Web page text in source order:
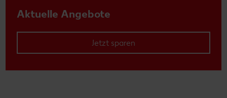
Aktuelle Angebote
Jetzt sparen